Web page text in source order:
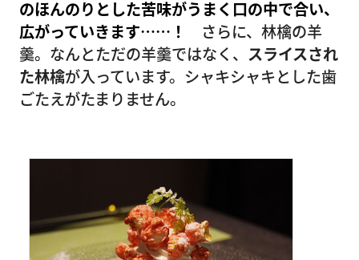
のほんのりとした苦味がうまく口の中で合い、
広がっていきます……！
さらに、林檎の羊
羹。なんとただの羊羹ではなく、 スライスされ
た林檎が入っています。シャキシャキとした歯
ごたえがたまりません。